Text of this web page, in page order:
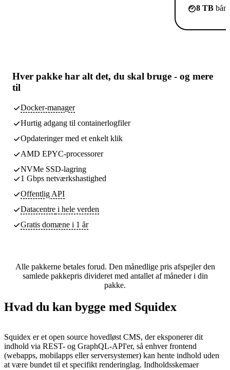
8 TB
Hver pakke har alt det, du skal bruge - og mere
til
Docker-manager
Hurtig adgang til containerlogfiler
Opdateringer med et enkelt klik
AMD EPYC-processorer
NVMe SSD-lagring
1 Gbps netværkshastighed
Offentlig API
Datacentre i hele verden
Gratis domæne i 1 år
Alle pakkerne betales forud. Den månedlige pris afspejler den
samlede pakkepris divideret med antallet af måneder i din
pakke.
Hvad du kan bygge med Squidex
Squidex er et open source hovedløst CMS, der eksponerer dit
indhold via REST- og GraphQL-API'er, så enhver frontend
(webapps, mobilapps eller serversystemer) kan hente indhold uden
at være bundet til et specifikt renderinglag. Indholdsskemaer